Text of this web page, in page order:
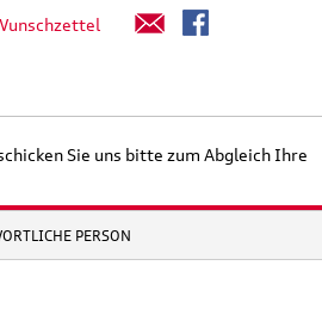
Sie uns bitte zum Abgleich Ihre
PERSON